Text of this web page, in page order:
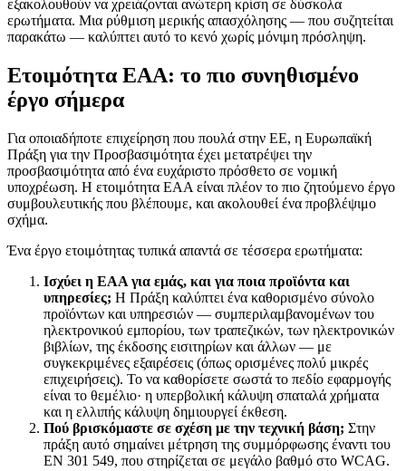
εξακολουθούν να χρειάζονται ανώτερη κρίση σε δύσκολα
ερωτήματα. Μια ρύθμιση μερικής απασχόλησης — που συζητείται
παρακάτω — καλύπτει αυτό το κενό χωρίς μόνιμη πρόσληψη.
Ετοιμότητα EAA: το πιο συνηθισμένο
έργο σήμερα
Για οποιαδήποτε επιχείρηση που πουλά στην ΕΕ, η Ευρωπαϊκή
Πράξη για την Προσβασιμότητα έχει μετατρέψει την
προσβασιμότητα από ένα ευχάριστο πρόσθετο σε νομική
υποχρέωση. Η ετοιμότητα EAA είναι πλέον το πιο ζητούμενο έργο
συμβουλευτικής που βλέπουμε, και ακολουθεί ένα προβλέψιμο
σχήμα.
Ένα έργο ετοιμότητας τυπικά απαντά σε τέσσερα ερωτήματα:
Ισχύει η EAA για εμάς, και για ποια προϊόντα και
υπηρεσίες; Η Πράξη καλύπτει ένα καθορισμένο σύνολο
προϊόντων και υπηρεσιών — συμπεριλαμβανομένων του
ηλεκτρονικού εμπορίου, των τραπεζικών, των ηλεκτρονικών
βιβλίων, της έκδοσης εισιτηρίων και άλλων — με
συγκεκριμένες εξαιρέσεις (όπως ορισμένες πολύ μικρές
επιχειρήσεις). Το να καθορίσετε σωστά το πεδίο εφαρμογής
είναι το θεμέλιο· η υπερβολική κάλυψη σπαταλά χρήματα
και η ελλιπής κάλυψη δημιουργεί έκθεση.
Πού βρισκόμαστε σε σχέση με την τεχνική βάση; Στην
πράξη αυτό σημαίνει μέτρηση της συμμόρφωσης έναντι του
EN 301 549, που στηρίζεται σε μεγάλο βαθμό στο WCAG.